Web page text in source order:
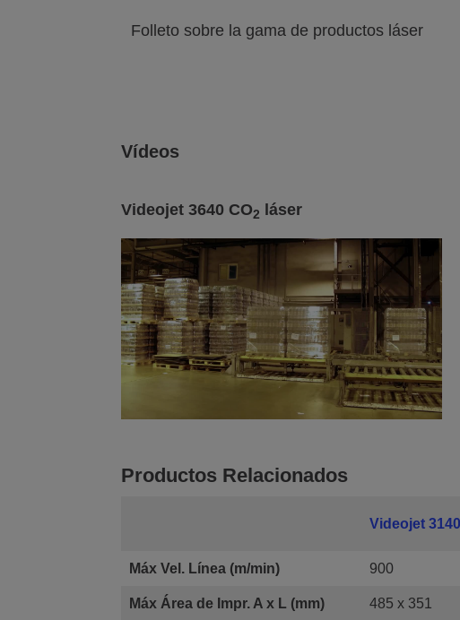
Folleto sobre la gama de productos láser
Vídeos
Videojet 3640 CO2 láser
Productos Relacionados
Videojet
Máx Vel. Línea (m/min) 900
Máx Área de Impr. A x L (mm) 485 x 351